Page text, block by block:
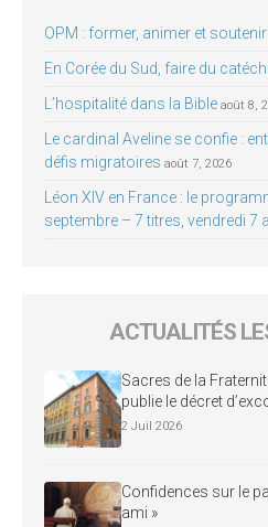
OPM : former, animer et
En Corée du Sud, faire du
L’hospitalité dans la Bible août 8,
Le cardinal Aveline se confie :
défis migratoires août 7, 2026
Léon XIV en France : le
septembre – 7 titres, vendredi 7
ACTUALITÉS
Sacres de la
publie le décret
2 Juil 2026
Confidences sur le
ami »